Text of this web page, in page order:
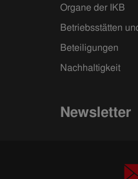
Organe der IKB
Betriebsstätten
Beteiligungen
Nachhaltigkeit
Newsletter